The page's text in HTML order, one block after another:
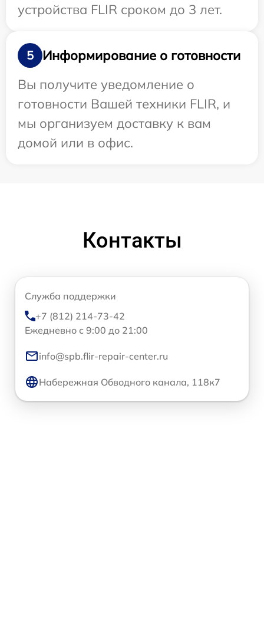
устройства FLIR сроком до 3 лет.
5
Информирование о готовности
Вы получите уведомление о
готовности Вашей техники FLIR, и
мы организуем доставку к вам
домой или в офис.
Контакты
Служба поддержки
+7 (812) 214-73-42
Ежедневно с 9:00 до 21:00
info@spb.flir-repair-center.ru
Набережная Обводного канала, 118к7